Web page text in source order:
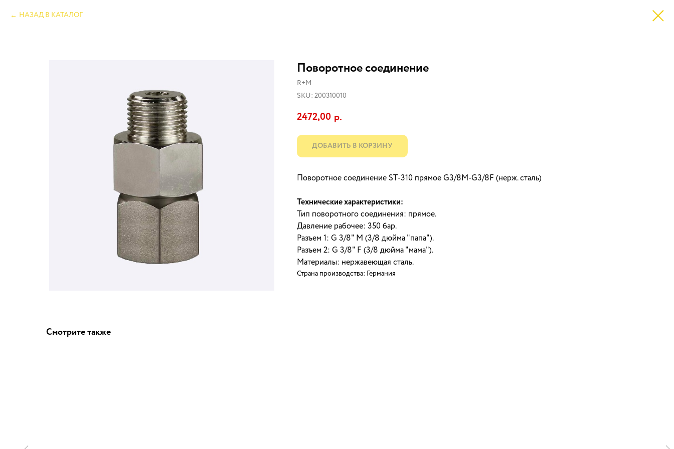
НАЗАД В КАТАЛОГ
Поворотное соединение
R+M
SKU: 200310010
2472,00 р.
ДОБАВИТЬ В КОРЗИНУ
Поворотное соединение ST-310 прямое G3/8M-G3/8F (нерж. сталь)
Технические характеристики:
Тип поворотного соединения: прямое.
Давление рабочее: 350 бар.
Разъем 1: G 3/8" M (3/8 дюйма "папа").
Разъем 2: G 3/8" F (3/8 дюйма "мама").
Материалы: нержавеющая сталь.
Страна производства: Германия
Смотрите также